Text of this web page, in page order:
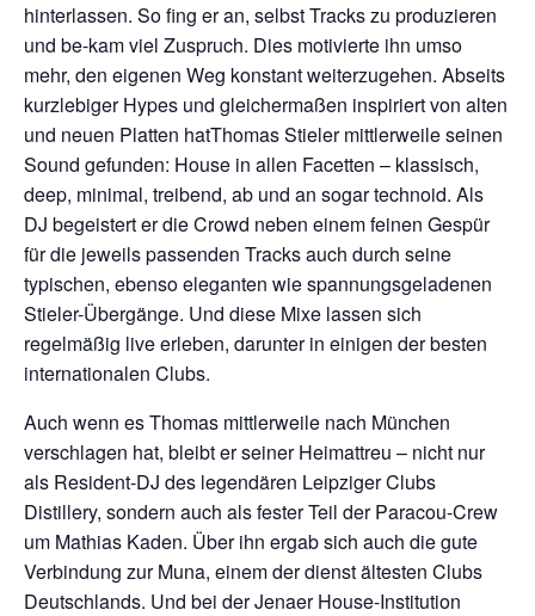
hinterlassen. So fing er an, selbst Tracks zu produzieren
und be-kam viel Zuspruch. Dies motivierte ihn umso
mehr, den eigenen Weg konstant weiterzugehen. Abseits
kurzlebiger Hypes und gleichermaßen inspiriert von alten
und neuen Platten hatThomas Stieler mittlerweile seinen
Sound gefunden: House in allen Facetten – klassisch,
deep, minimal, treibend, ab und an sogar technoid. Als
DJ begeistert er die Crowd neben einem feinen Gespür
für die jeweils passenden Tracks auch durch seine
typischen, ebenso eleganten wie spannungsgeladenen
Stieler-Übergänge. Und diese Mixe lassen sich
regelmäßig live erleben, darunter in einigen der besten
internationalen Clubs.
Auch wenn es Thomas mittlerweile nach München
verschlagen hat, bleibt er seiner Heimattreu – nicht nur
als Resident-DJ des legendären Leipziger Clubs
Distillery, sondern auch als fester Teil der Paracou-Crew
um Mathias Kaden. Über ihn ergab sich auch die gute
Verbindung zur Muna, einem der dienst ältesten Clubs
Deutschlands. Und bei der Jenaer House-Institution